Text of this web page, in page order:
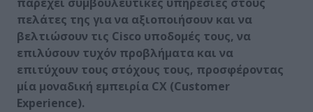
πελάτες της για να αξιοποιήσουν και να
βελτιώσουν τις Cisco υποδομές τους, να
επιλύσουν τυχόν προβλήματα και να
επιτύχουν τους στόχους τους, προσφέροντας
μία μοναδική εμπειρία CX (Customer
Experience).